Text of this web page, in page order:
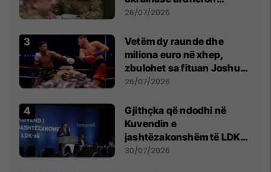
kontroll të madh
26/07/2026
Vetëm dy raunde dhe
miliona euro në xhep,
zbulohet sa fituan Joshua
e Prenga
26/07/2026
Gjithçka që ndodhi në
Kuvendin e
jashtëzakonshëm të LDK-
së
30/07/2026